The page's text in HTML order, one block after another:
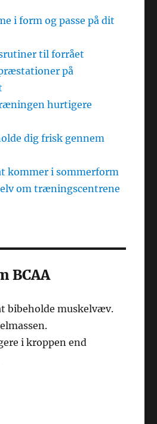
i form og passe på dit
til forrået
på
hurtigere
dig frisk gennem
kommer i sommerform
om træningscentrene
BCAA
bibeholde muskelvæv.
i kroppen end